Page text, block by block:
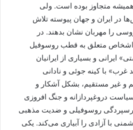
متجاوز بوده است. ولی
در ایران و جهان پیوسته تلاش
را مهربان نشان بدهند. در
اشخاص متعلق به قطب روسوفیل
ایرانی و بسیاری از ایرانیان
غرب» با کینه جوئی و نادانی
و غیر مستقیم، بشکل آشکار و
دروغپردازانه و جنگ افروزی
سرسپردگی روسوفیلی و ضدیت مذهبی
با آزادی را آبیاری می‌کند. یکی